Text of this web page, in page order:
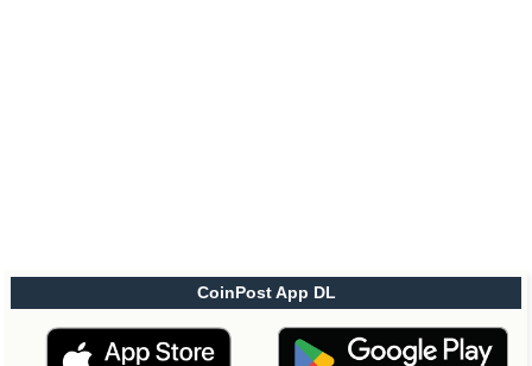
CoinPost App DL